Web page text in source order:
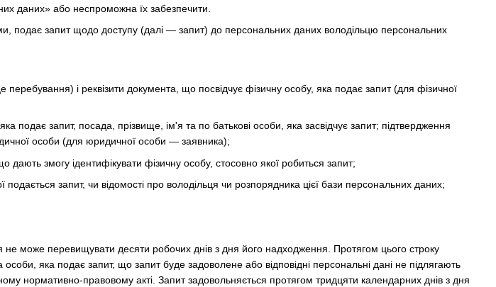
даних» або неспроможна їх забезпечити.
подає запит щодо доступу (далі — запит) до персональних даних володільцю персональних
перебування) і реквізити документа, що посвідчує фізичну особу, яка подає запит (для фізичної
подає запит, посада, прізвище, ім'я та по батькові особи, яка засвідчує запит; підтвердження
особи (для юридичної особи — заявника);
дають змогу ідентифікувати фізичну особу, стосовно якої робиться запит;
запит, чи відомості про володільця чи розпорядника цієї бази персональних даних;
може перевищувати десяти робочих днів з дня його надходження. Протягом цього строку
яка подає запит, що запит буде задоволене або відповідні персональні дані не підлягають
нормативно-правовому акті. Запит задовольняється протягом тридцяти календарних днів з дня